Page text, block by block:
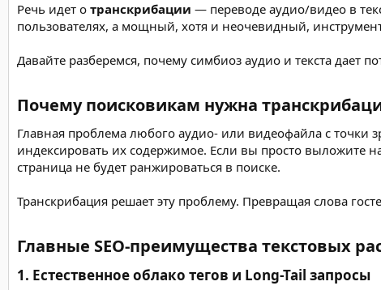
Речь идет о транскрибации — переводе аудио/видео в
пользователях, а мощный, хотя и неочевидный,
Давайте разберемся, почему симбиоз аудио и текста дает
Почему поисковикам нужна
Главная проблема любого аудио- или видеофайла с точки
индексировать их содержимое. Если вы просто выложите
страница не будет ранжироваться в поиске.
Транскрибация решает эту проблему. Превращая слова
Главные SEO-преимущества текстовых
1. Естественное облако тегов и Long-Tail запросы​